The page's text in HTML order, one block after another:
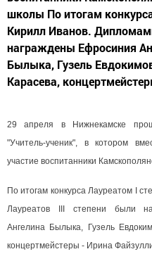
школы По итогам
Кирилл Иванов.
награждены Ефросиния
Былыка, Гузель
Карасева,
29 апреля в Нижнекамске
"Учитель-ученик", в котором
участие воспитанники
По итогам конкурса Лауреатом I
Лауреатов III степени были
Ангелина Былыка, Гузель
концертмейстеры - Ирина